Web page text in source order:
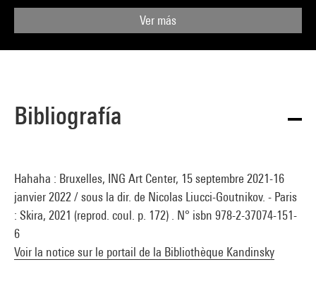
Ver más
Bibliografía
Hahaha : Bruxelles, ING Art Center, 15 septembre 2021-16
janvier 2022 / sous la dir. de Nicolas Liucci-Goutnikov. - Paris
: Skira, 2021 (reprod. coul. p. 172) . N° isbn 978-2-37074-151-
6
Voir la notice sur le portail de la Bibliothèque Kandinsky